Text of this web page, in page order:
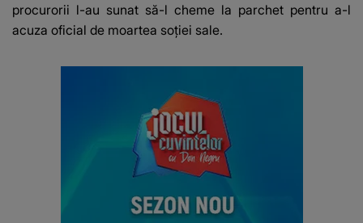
procurorii l-au sunat să-l cheme la parchet pentru a-l
acuza oficial de moartea soţiei sale.